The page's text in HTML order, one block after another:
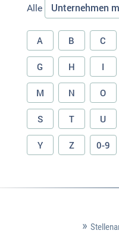
Alle Unternehmen
A B C
G H I
M N O
S T U
Y Z 0-9